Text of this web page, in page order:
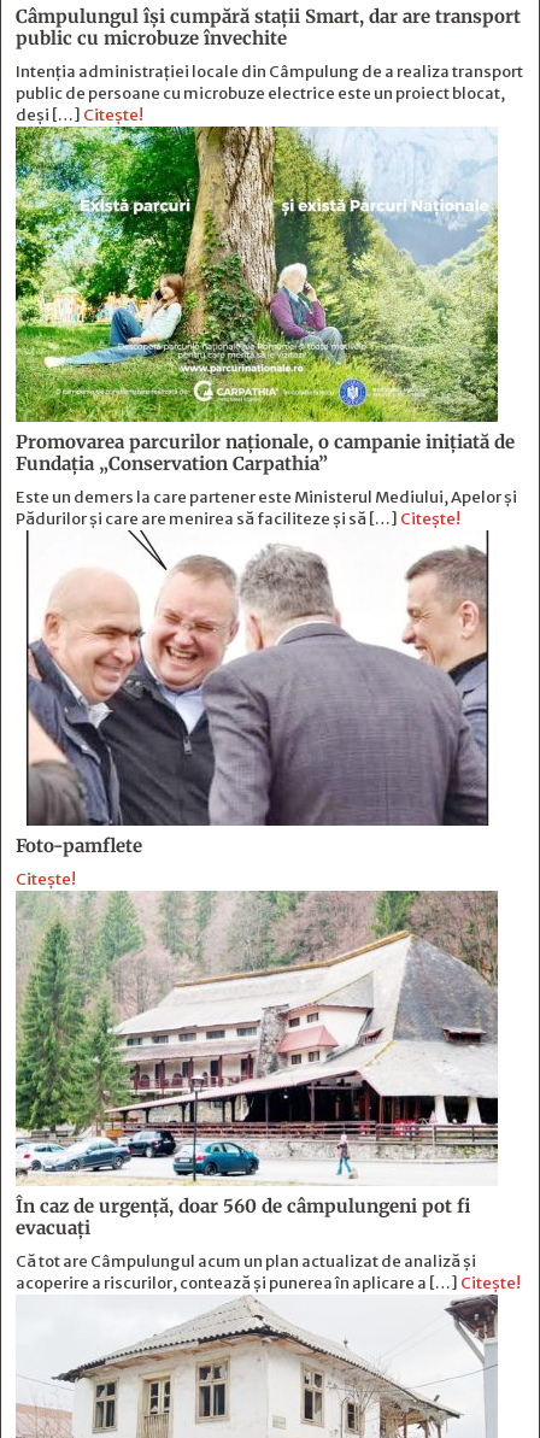
Câmpulungul îşi cumpără staţii Smart, dar are transport
public cu microbuze învechite
Intenția administrației locale din Câmpulung de a realiza transport
public de persoane cu microbuze electrice este un proiect blocat,
deși […] Citește!
Promovarea parcurilor naționale, o campanie inițiată de
Fundația „Conservation Carpathia”
Este un demers la care partener este Ministerul Mediului, Apelor și
Pădurilor și care are menirea să faciliteze și să […] Citește!
Foto-pamflete
Citește!
În caz de urgență, doar 560 de câmpulungeni pot fi
evacuați
Că tot are Câmpulungul acum un plan actualizat de analiză și
acoperire a riscurilor, contează și punerea în aplicare a […] Citește!